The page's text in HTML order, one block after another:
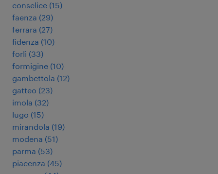
conselice (15)
faenza (29)
ferrara (27)
fidenza (10)
forlì (33)
formigine (10)
gambettola (12)
gatteo (23)
imola (32)
lugo (15)
mirandola (19)
modena (51)
parma (53)
piacenza (45)